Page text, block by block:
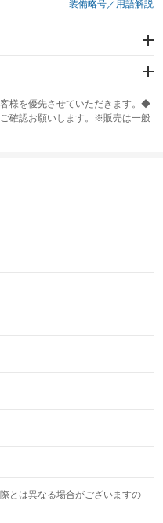
装備略号／用語解説
ABS
シートヒーター
：装備なし
様を優先させていただきます。◆
確認お願いします。※販売は一般
とは異なる場合がございますの